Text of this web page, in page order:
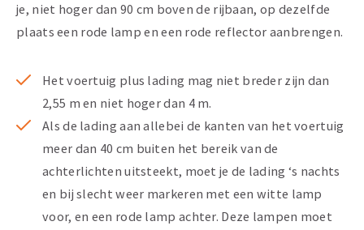
je, niet hoger dan 90 cm boven de rijbaan, op dezelfde
plaats een rode lamp en een rode reflector aanbrengen.
Het voertuig plus lading mag niet breder zijn dan
2,55 m en niet hoger dan 4 m.
Als de lading aan allebei de kanten van het voertuig
meer dan 40 cm buiten het bereik van de
achterlichten uitsteekt, moet je de lading ‘s nachts
en bij slecht weer markeren met een witte lamp
voor, en een rode lamp achter. Deze lampen moet